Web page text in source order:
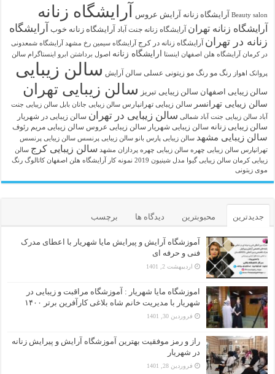
Beauty salon آرايشگاه زنانه آرایش عروس آرایشگاه زنانه
آرایشگاه زنانه تهران آرایشگاه زنانه جنت آباد آرایشگاه زنانه خوب آرایشگاه
زنانه در تهران آرایشگاه زنانه در کرج آرایشگاه سیمین رخ مشهد
آرایشگاه شمعدونی
در کرمان آرایشگاه هلن اصفهان اینستا ارایشگاه زنانه اصول برداشتن ابرو اینستاگرام سالن
پروانک اهواز رنگ مو رنگ مو زیتونی عسلی سالن آرایش سالن زیبایی
سالن زیبایی اصفهان سالن زیبایی تبریز سالن زیبایی تهران
سالن زیبایی تهرانسر سالن زیبایی تهرانپارس سالن زیبایی جانان بابل سالن زیبایی جنت
آباد سالن زیبایی جنت آباد شمالی سالن زیبایی در تهران سالن زیبایی در شهریار
سالن زیبایی زنانه سالن زیبایی شهریار سالن زیبایی عروس سالن زیبایی مریم رئوف
سالن زیبایی مشهد سالن زیبایی پارس بانو سالن زیبایی پرنسس سالن زیبایی پرنسس
تهرانپارس سالن زیبایی چهره سالن زیبایی چهره پردازان مشهد سالن زیبایی کرج سالن
زیبایی کرمان سالن زیبایی گیوا مدل شینیون 2019 نمونه کار آرایشگاه هلن اصفهان کاتالوگ رنگ
موی زیتونی
جدیدترین محبوبترین دیدگاه ها برچسب
آموزشگاه آرایش و پیرایش مایا شهریار با اعطای مدرک
فنی و حرفه ای
اردیبهشت 2, 1401
اموزشگاه مایا شهریار : آموزشگاه مراقبت و زیبایی در
شهریار با مدیریت خانم شاه بلاغی کارآفرین برتر ۱۴۰۰
فروردین 30, 1401
راز و رمز موفقیت بهترین آموزشگاه آرایش و پیرایش زنانه
در شهریار
فروردین 28, 1401